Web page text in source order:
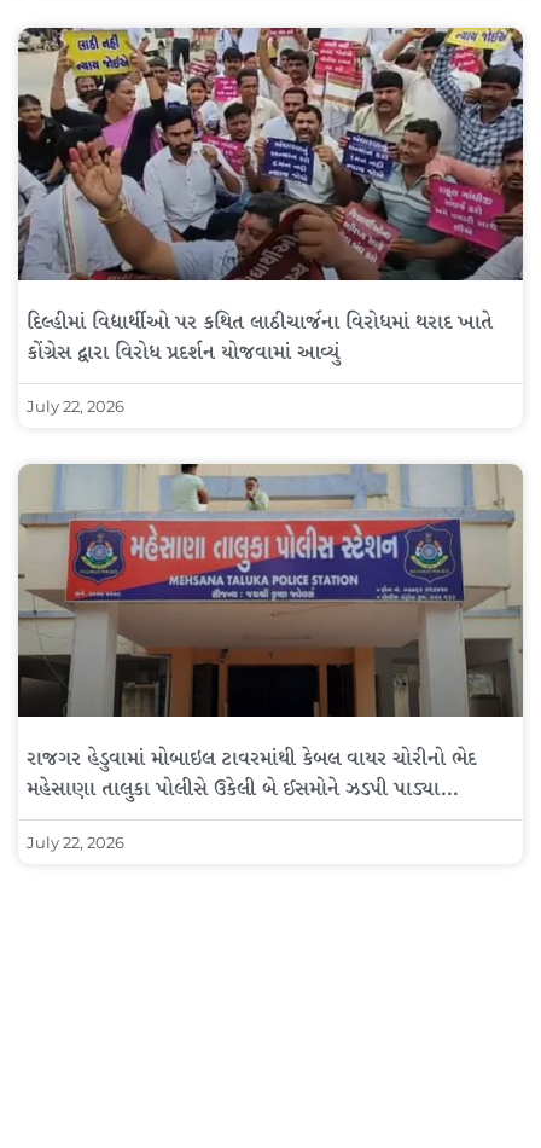
દિલ્હીમાં વિદ્યાર્થીઓ પર કથિત લાઠીચાર્જના વિરોધમાં થરાદ ખાતે
કોંગ્રેસ દ્વારા વિરોધ પ્રદર્શન યોજવામાં આવ્યું
July 22, 2026
રાજગર હેડુવામાં મોબાઇલ ટાવરમાંથી કેબલ વાયર ચોરીનો ભેદ
મહેસાણા તાલુકા પોલીસે ઉકેલી બે ઈસમોને ઝડપી પાડ્યા…
July 22, 2026